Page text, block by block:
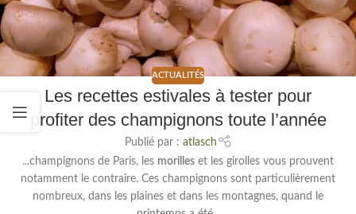
ACTUALITÉS
Les recettes estivales à tester pour
profiter des champignons toute l’année
Publié par : atlasch
...champignons de Paris, les morilles et les girolles vous prouvent
notamment le contraire. Ces champignons sont particulièrement
nombreux, dans les plaines et dans les montagnes, quand le